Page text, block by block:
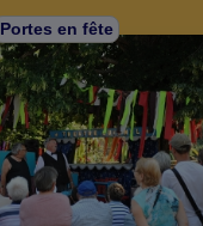
Portes en fête